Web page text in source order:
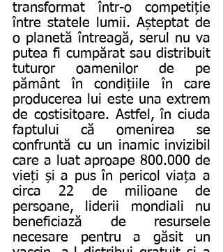
transformat într-o competiție
între statele lumii. Așteptat de
o planetă întreagă, serul nu va
putea fi cumpărat sau distribuit
tuturor oamenilor de pe
pământ în condițiile în care
producerea lui este una extrem
de costisitoare. Astfel, în ciuda
faptului că omenirea se
confruntă cu un inamic invizibil
care a luat aproape 800.000 de
vieți și a pus în pericol viața a
circa 22 de milioane de
persoane, liderii mondiali nu
beneficiază de resursele
necesare pentru a găsit un